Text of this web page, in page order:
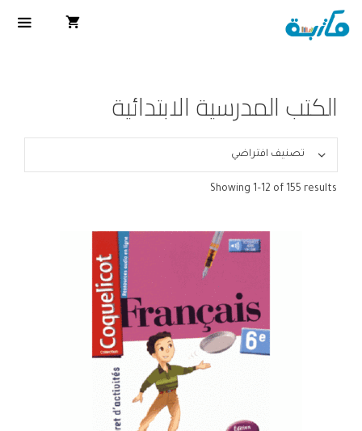
الكتب المدرسية الابتدائية
Showing 1–12 of 155 results